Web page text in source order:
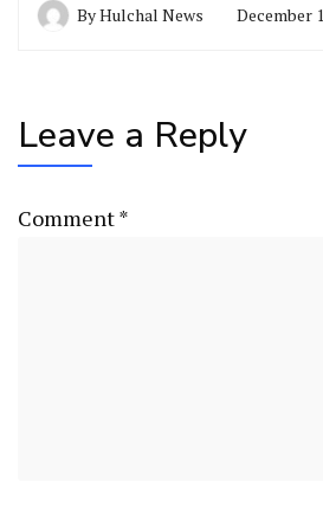
ByHulchal News December
Leave a Reply
Comment*